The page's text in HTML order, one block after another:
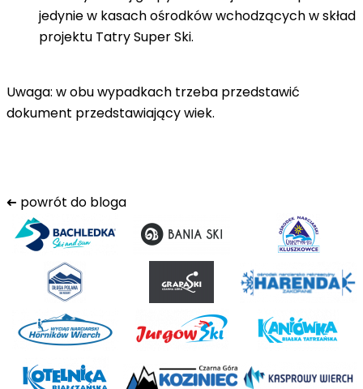
jedynie w kasach ośrodków wchodzących w skład
projektu Tatry Super Ski.
Uwaga: w obu wypadkach trzeba przedstawić
dokument przedstawiający wiek.
➜ powrót do bloga